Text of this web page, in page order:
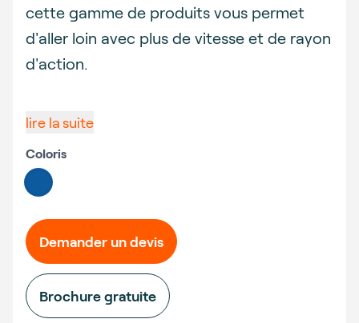
cette gamme de produits vous permet
d'aller loin avec plus de vitesse et de rayon
d'action.
lire la suite
Coloris
Choose a color
#0e5a9e
Demander un devis
Brochure gratuite